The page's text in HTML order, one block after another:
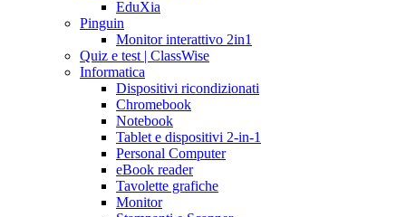
EduXia
Pinguin
Monitor interattivo 2in1
Quiz e test | ClassWise
Informatica
Dispositivi ricondizionati
Chromebook
Notebook
Tablet e dispositivi 2-in-1
Personal Computer
eBook reader
Tavolette grafiche
Monitor